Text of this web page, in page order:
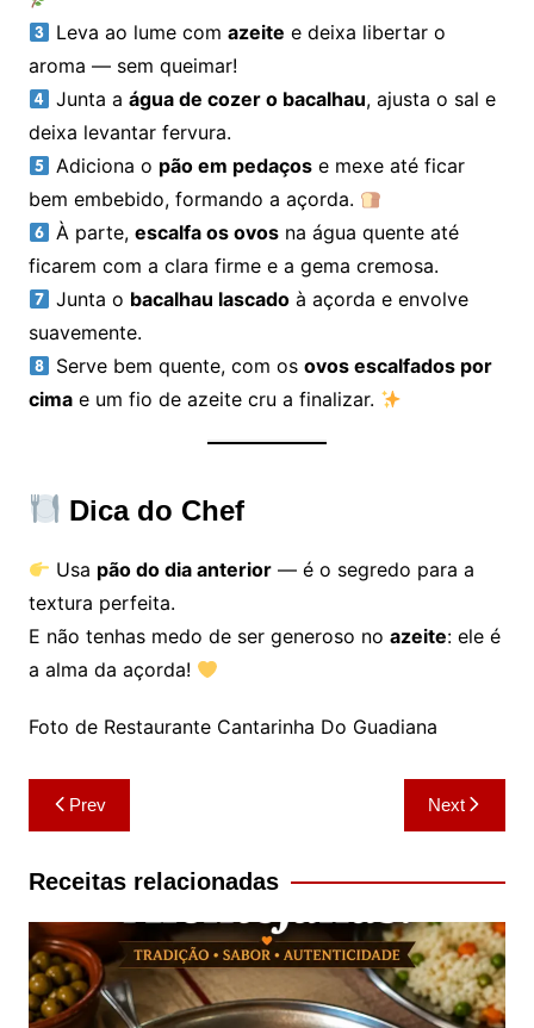
Leva ao lume comazeite e deixa libertar o
aroma — sem queimar!
Junta aágua de cozer o bacalhau, ajusta o sal e
deixa levantar fervura.
Adiciona o pão em pedaços e mexe até ficar
bem embebido, formando a açorda.
À parte,escalfa os ovos na água quente até
ficarem com a clara firme e a gema cremosa.
Junta o bacalhau lascado à açorda e envolve
suavemente.
Serve bem quente, com osovos escalfados por
cimae um fio de azeite cru a finalizar.
Dica do Chef
Usa pão do dia anterior — é o segredo para a
textura perfeita.
E não tenhas medo de ser generoso no azeite: ele é
a alma da açorda!
Foto de Restaurante Cantarinha Do Guadiana
Navegação
de
artigos
Prev Next
Receitas relacionadas